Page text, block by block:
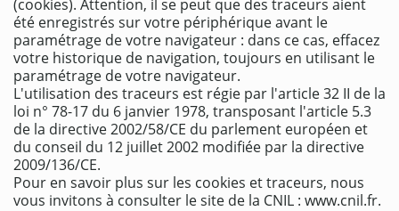
(cookies). Attention, il se peut que des traceurs aient
été enregistrés sur votre périphérique avant le
paramétrage de votre navigateur : dans ce cas, effacez
votre historique de navigation, toujours en utilisant le
paramétrage de votre navigateur.
L'utilisation des traceurs est régie par l'article 32 II de la
loi n° 78-17 du 6 janvier 1978, transposant l'article 5.3
de la directive 2002/58/CE du parlement européen et
du conseil du 12 juillet 2002 modifiée par la directive
2009/136/CE.
Pour en savoir plus sur les cookies et traceurs, nous
vous invitons à consulter le site de la CNIL : www.cnil.fr.